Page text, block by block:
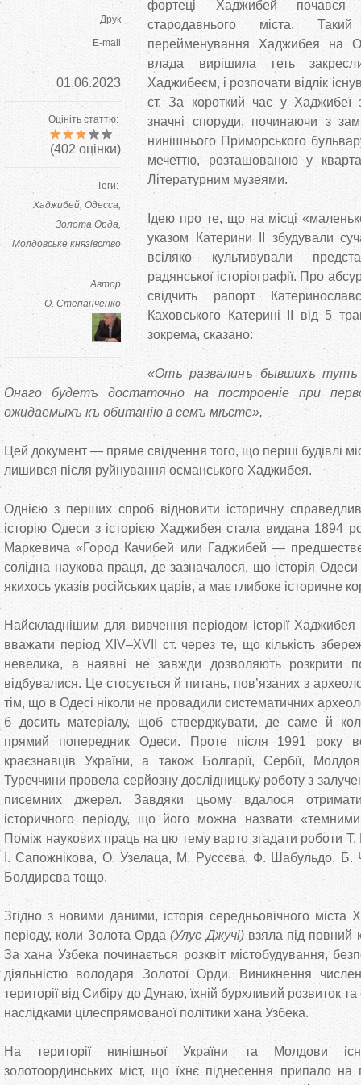
Друк
E-mail
01.06.2023
Оцініть статтю:
(402 оцінки)
Теги:
Хаджибей Одесса
Золота Орда
Молдовське князівство
Автор
О. Степанченко
фортеці Хаджибей почався
стародавнього міста.
перейменування Хаджибея на
влада вирішила геть
Хаджибеєм, і розпочати відлік
ст. За короткий час у Хаджибеї
значні споруди, починаючи з
нинішнього Приморського
мечеттю, розташованою у
Літературним музеями.
Ідею про те, що на місці
указом Катерини II збудували
всіляко культивували
радянської історіографії. Про
свідчить рапорт
Каховського Катерині II від 5
зокрема, сказано:
«Отъ развалинъ бывшихъ тутъ
Онаго будетъ достаточно на построеніе при
ожидаемыхъ къ обитанію в семъ мѣсте».
Цей документ — пряме свідчення того, що перші будівлі
лишився після руйнування османського Хаджибея.
Однією з перших спроб відновити історичну
історію Одеси з історією Хаджибея стала видана 1894
Маркевича «Город Качибей или Гаджибей —
солідна наукова праця, де зазначалося, що історія
якихось указів російських царів, а має глибоке історичне
Найскладнішим для вивчення періодом історії
вважати період XIV–XVII ст. через те, що кількість
невелика, а наявні не завжди дозволяють розкрити
відбувалися. Це стосується й питань, пов’язаних з
тім, що в Одесі ніколи не провадили систематичних
б досить матеріалу, щоб стверджувати, де саме й
прямий попередник Одеси. Проте після 1991 року
краєзнавців України, а також Болгарії, Сербії,
Туреччини провела серйозну дослідницьку роботу з
писемних джерел. Завдяки цьому вдалося
історичного періоду, що його можна назвати
Поміж наукових праць на цю тему варто згадати роботи
І. Сапожнікова, О. Узелаца, М. Руссєва, Ф. Шабульдо, Б.
Болдирєва тощо.
Згідно з новими даними, історія середньовічного
періоду, коли Золота Орда(Улус Джучі) взяла під повний
За хана Узбека починається розквіт містобудування,
діяльністю володаря Золотої Орди. Виникнення
території від Сибіру до Дунаю, їхній бурхливий розвиток
наслідками цілеспрямованої політики хана Узбека.
На території нинішньої України та Молдови
золотоординських міст, що їхнє піднесення припало